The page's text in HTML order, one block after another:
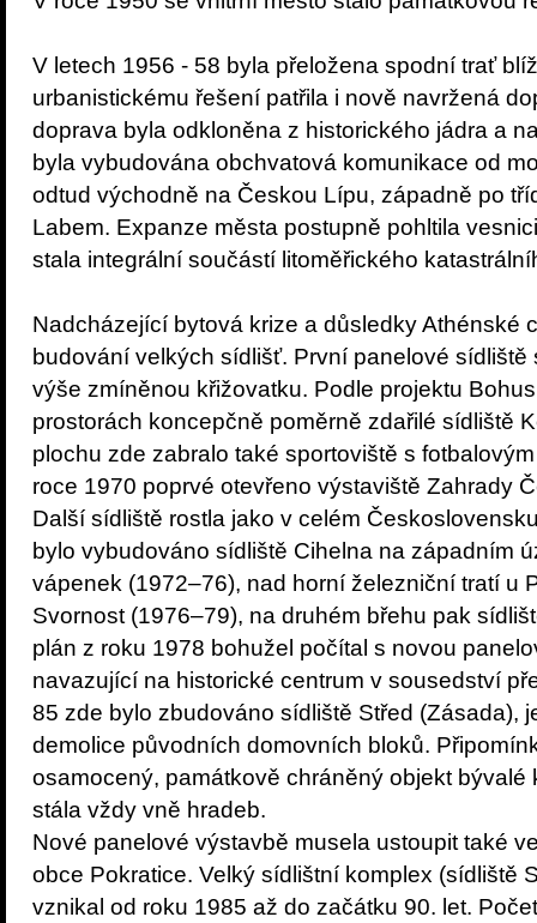
V letech 1956 - 58 byla přeložena spodní trať
urbanistickému řešení patřila i nově navržená
doprava byla odkloněna z historického jádra a
byla vybudována obchvatová komunikace od
odtud východně na Českou Lípu, západně po
Labem. Expanze města postupně pohltila
stala integrální součástí litoměřického
Nadcházející bytová krize a důsledky Athénské
budování velkých sídlišť. První panelové
výše zmíněnou křižovatku. Podle projektu
prostorách koncepčně poměrně zdařilé sídliště
plochu zde zabralo také sportoviště s
roce 1970 poprvé otevřeno výstaviště Zahrady
Další sídliště rostla jako v celém
bylo vybudováno sídliště Cihelna na západním
vápenek (1972–76), nad horní železniční tratí u
Svornost (1976–79), na druhém břehu pak
plán z roku 1978 bohužel počítal s novou
navazující na historické centrum v sousedství
85 zde bylo zbudováno sídliště Střed (Zásada),
demolice původních domovních bloků.
osamocený, památkově chráněný objekt bývalé
stála vždy vně hradeb.
Nové panelové výstavbě musela ustoupit také
obce Pokratice. Velký sídlištní komplex (sídliště
vznikal od roku 1985 až do začátku 90. let.